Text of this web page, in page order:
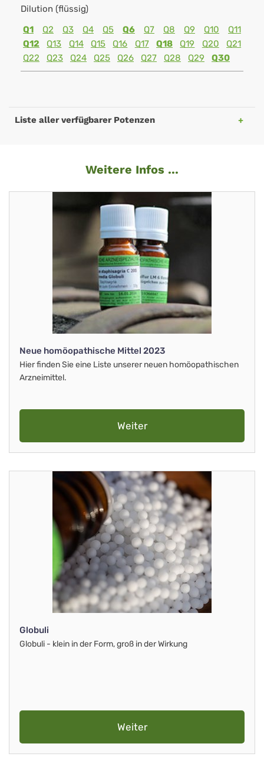
Dilution (flüssig)
Q1
Q2 Q3 Q4 Q5 Q6 Q7 Q8 Q9 Q10
Q11
Q12
Q13 Q14 Q15 Q16 Q17 Q18 Q19 Q20
Q21
Q22
Q23 Q24 Q25 Q26 Q27 Q28 Q29 Q30
Liste aller verfügbarer Potenzen
Weitere Infos ...
Neue homöopathische Mittel 2023
Hier finden Sie eine Liste unserer neuen homöopathischen
Arzneimittel.
Weiter
Globuli
Globuli - klein in der Form, groß in der Wirkung
Weiter